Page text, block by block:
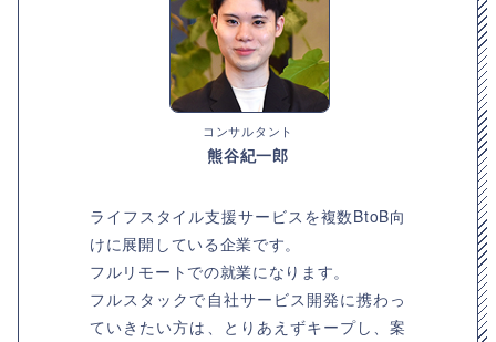
コンサルタント
熊谷紀一郎
ライフスタイル支援サービスを複数BtoB向
けに展開している企業です。
フルリモートでの就業になります。
フルスタックで自社サービス開発に携わっ
ていきたい方は、とりあえずキープし、案